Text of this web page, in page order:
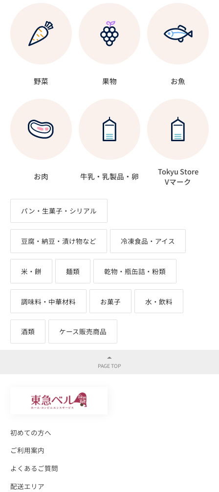
野菜 果物 お魚
お肉 牛乳・乳製品・卵
Tokyu Store
Vマーク
パン・生菓子・シリアル
豆腐・納豆・漬け物など 冷凍食品・アイス
米・餅 麺類 乾物・瓶缶詰・粉類
調味料・中華材料 お菓子 水・飲料
酒類 ケース販売商品
初めての方へ
ご利用案内
よくあるご質問
配送エリア